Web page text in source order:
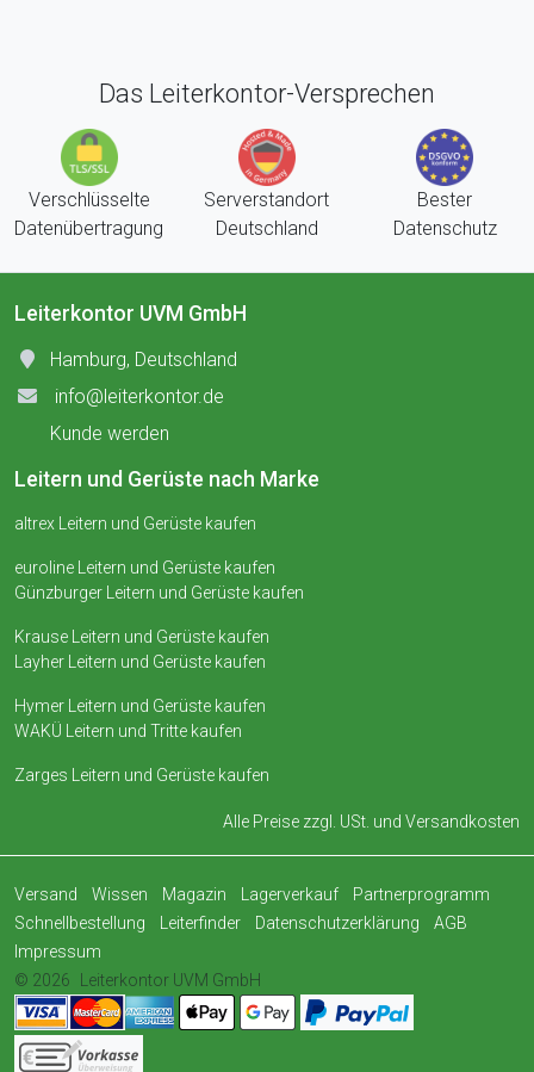
Das Leiterkontor-Versprechen
Verschlüsselte
Datenübertragung
Serverstandort
Deutschland
Bester
Datenschutz
Leiterkontor UVM GmbH
Hamburg, Deutschland
info@leiterkontor.de
Kunde werden
Leitern und Gerüste nach Marke
altrex Leitern und Gerüste kaufen
euroline Leitern und Gerüste kaufen
Günzburger Leitern und Gerüste kaufen
Krause Leitern und Gerüste kaufen
Layher Leitern und Gerüste kaufen
Hymer Leitern und Gerüste kaufen
WAKÜ Leitern und Tritte kaufen
Zarges Leitern und Gerüste kaufen
Alle Preise zzgl. USt. und Versandkosten
Versand Wissen Magazin Lagerverkauf
Partnerprogramm
Schnellbestellung
Leiterfinder Datenschutzerklärung
AGB
Impressum
© 2026
Leiterkontor UVM GmbH